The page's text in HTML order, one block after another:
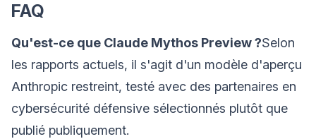
FAQ
Qu'est-ce que Claude Mythos Preview ?Selon
les rapports actuels, il s'agit d'un modèle d'aperçu
Anthropic restreint, testé avec des partenaires en
cybersécurité défensive sélectionnés plutôt que
publié publiquement.